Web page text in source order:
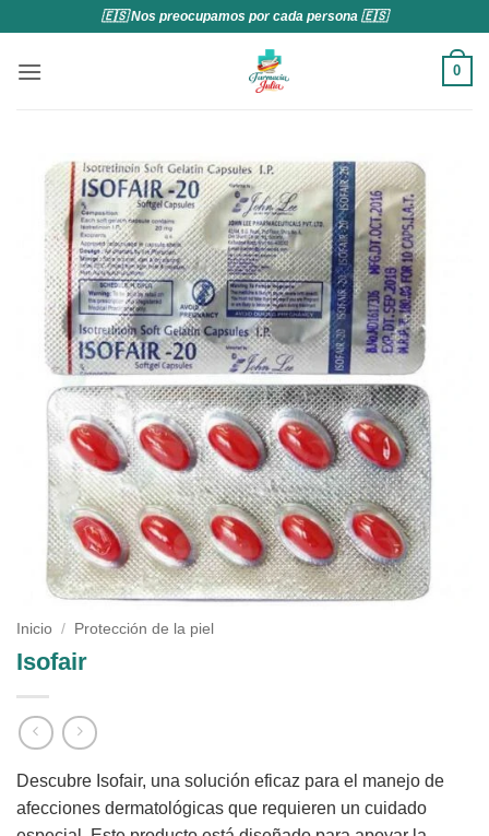
contenido
🇪🇸 Nos preocupamos por cada persona 🇪🇸
0
Inicio / Protección de la piel
Isofair
Descubre Isofair, una solución eficaz para el manejo de
afecciones dermatológicas que requieren un cuidado